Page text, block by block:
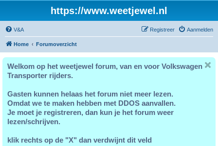
https://www.weetjewel.nl
V&A Aanmelden
Registreer
Home Forumoverzicht
Welkom op het weetjewel forum, van en voor Volkswagen
Transporter rijders.
Gasten kunnen helaas het forum niet meer lezen.
Omdat we te maken hebben met DDOS aanvallen.
Je moet je registreren, dan kun je het forum weer
lezen/schrijven.
klik rechts op de "X" dan verdwijnt dit veld